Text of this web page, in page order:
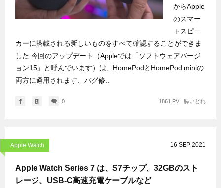
からApple
のスマー
トスピー
カーに搭載される新しいものをすべて確認することができま
した 今回のアップデート（Appleでは「ソフトウェアバージ
ョン15」と呼んでいます）は、HomePodとHomePod miniの
両方に適用されます、バグ修...
0 酔いどれ
1861 PV
Apple Watch 16 SEP 2021
Apple Watch Series 7 は、S7チップ、32GBのスト
レージ、USB-C高速充電ケーブルなど